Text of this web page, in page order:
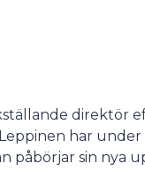
direktör
har under
påbörjar sin nya